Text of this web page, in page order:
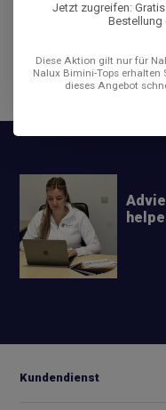
Kundendienst
Jetzt zugreifen:
Bestellung
Diese Aktion gilt nur für
Nalux Bimini-Tops erhalten
dieses Angebot